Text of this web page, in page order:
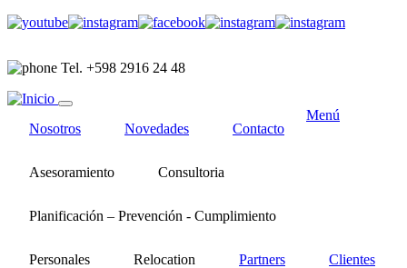
Pasar
principal Tel. +598 2916 24 48
Nosotros Novedades Contacto
Menú
Asesoramiento Consultoria
Planificación – Prevención - Cumplimiento
Personales Relocation Partners
Clientes